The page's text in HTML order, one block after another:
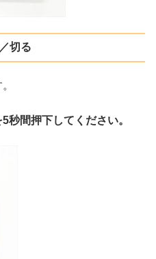
切る
秒間押下してください。